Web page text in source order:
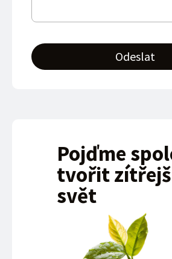
Odeslat
Pojďme
tvořit
svět